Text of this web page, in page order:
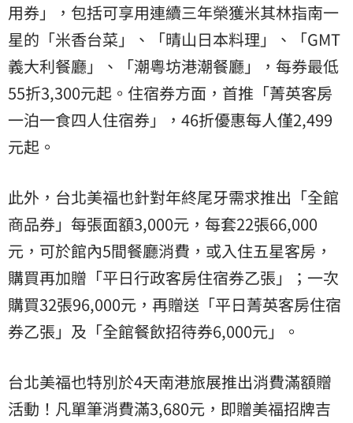
用券」，包括可享用連續三年榮獲米其林指南一
星的「米香台菜」、「晴山日本料理」、「GMT
義大利餐廳」、「潮粵坊港潮餐廳」，每券最低
55折3,300元起。住宿券方面，首推「菁英客房
一泊一食四人住宿券」，46折優惠每人僅2,499
元起。
此外，台北美福也針對年終尾牙需求推出「全館
商品券」每張面額3,000元，每套22張66,000
元，可於館內5間餐廳消費，或入住五星客房，
購買再加贈「平日行政客房住宿券乙張」；一次
購買32張96,000元，再贈送「平日菁英客房住宿
券乙張」及「全館餐飲招待券6,000元」。
台北美福也特別於4天南港旅展推出消費滿額贈
活動！凡單筆消費滿3,680元，即贈美福招牌吉